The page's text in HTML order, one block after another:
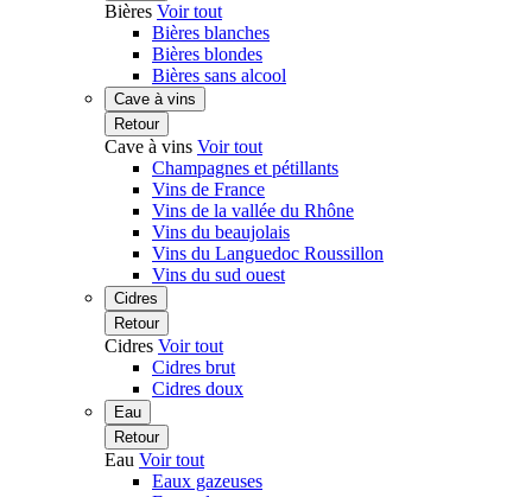
Bières Voir tout
Bières blanches
Bières blondes
Bières sans alcool
Cave à vins
Retour
Cave à vins Voir tout
Champagnes et pétillants
Vins de France
Vins de la vallée du Rhône
Vins du beaujolais
Vins du Languedoc Roussillon
Vins du sud ouest
Cidres
Retour
Cidres Voir tout
Cidres brut
Cidres doux
Eau
Retour
Eau Voir tout
Eaux gazeuses